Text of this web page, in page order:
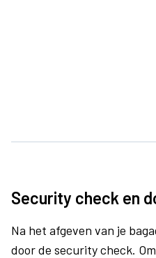
Security check en
Na het afgeven van je
door de security check.